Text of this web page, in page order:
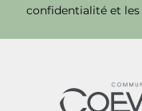
confidentialité et les